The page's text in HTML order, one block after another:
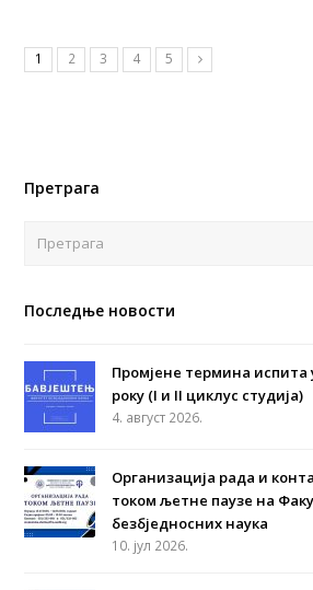
1 2 3 4 5
Претрага
Последње новости
Промјене термина испита
року (I и II циклус студија)
4. август 2026.
Организација рада и
током љетне паузе на
безбједносних наука
10. јул 2026.